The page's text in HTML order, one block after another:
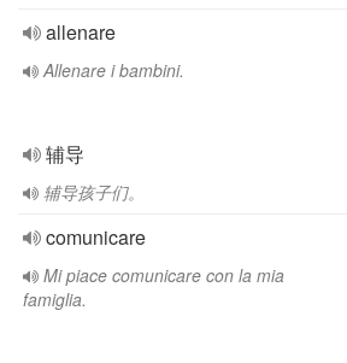
allenare
Allenare i bambini.
辅导
辅导孩子们。
comunicare
Mi piace comunicare con la mia
famiglia.